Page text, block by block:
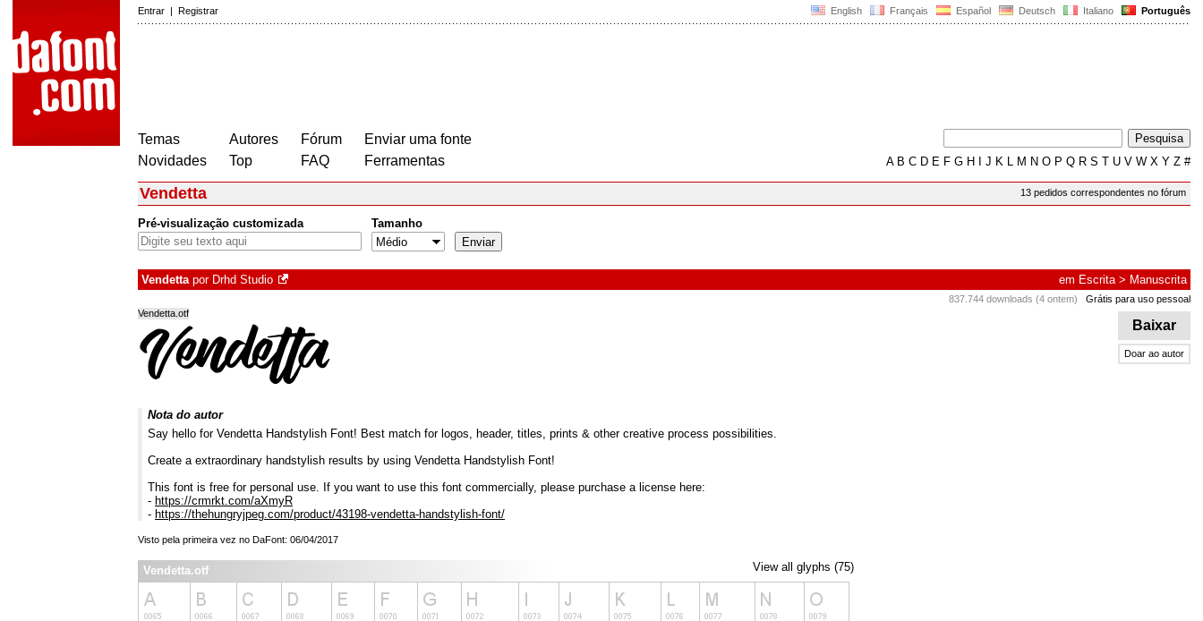
English Français Español Deutsch Italiano Português
Entrar | Registrar
Temas
Novidades
Autores
Top
Fórum
FAQ
Enviar uma fonte
Ferramentas
AB C D E F G H J K L M N O P Q R S T U V W X Y Z #
13 pedidos correspondentes no fórum
Vendetta
Pré-visualização customizada Tamanho
Vendettapor Drhd Studio em Escrita> Manuscrita
837.744 downloads (4 ontem) Grátis para uso pessoal
Baixar
Doar ao autor
Vendetta.otf
Nota do autor
Say hello for Vendetta Handstylish Font! Best match for logos, header, titles, prints & other creative process possibilities.
Create a extraordinary handstylish results by using Vendetta Handstylish Font!
This font is free for personal use. If you want to use this font commercially, please purchase a license here:
- https://crmrkt.com/aXmyR
- https://thehungryjpeg.com/product/43198-vendetta-handstylish-font/
Visto pela primeira vez no DaFont: 06/04/2017
View all glyphs (75)
Vendetta.otf